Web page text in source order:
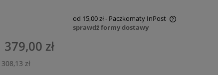
od 15,00 zł- Paczkomaty InPost
Cena nie zawiera ewentualnych kosztów
płatności
sprawdź formy dostawy
379,00 zł
308,13 zł